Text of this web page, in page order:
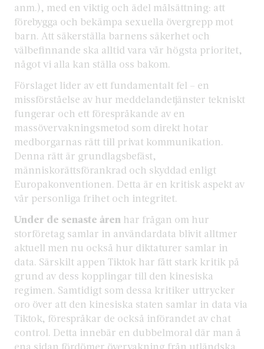
anm.), med en viktig och ädel målsättning: att
förebygga och bekämpa sexuella övergrepp mot
barn. Att säkerställa barnens säkerhet och
välbefinnande ska alltid vara vår högsta prioritet,
något vi alla kan ställa oss bakom.
Förslaget lider av ett fundamentalt fel – en
missförståelse av hur meddelandetjänster tekniskt
fungerar och ett förespråkande av en
massövervakningsmetod som direkt hotar
medborgarnas rätt till privat kommunikation.
Denna rätt är grundlagsbefäst,
människorättsförankrad och skyddad enligt
Europakonventionen. Detta är en kritisk aspekt av
vår personliga frihet och integritet.
Under de senaste åren har frågan om hur
storföretag samlar in användardata blivit alltmer
aktuell men nu också hur diktaturer samlar in
data. Särskilt appen Tiktok har fått stark kritik på
grund av dess kopplingar till den kinesiska
regimen. Samtidigt som dessa kritiker uttrycker
oro över att den kinesiska staten samlar in data via
Tiktok, förespråkar de också införandet av chat
control. Detta innebär en dubbelmoral där man å
ena sidan fördömer övervakning från utländska